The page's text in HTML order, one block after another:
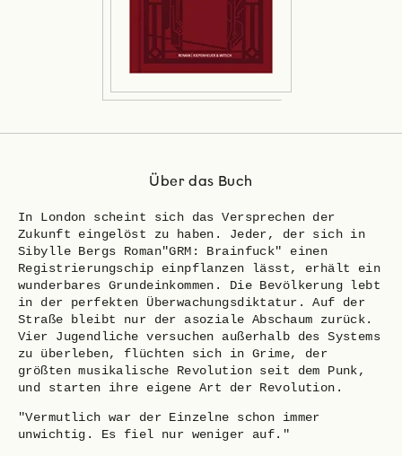
Über das Buch
In London scheint sich das Versprechen der
Zukunft eingelöst zu haben. Jeder, der sich in
Sibylle Bergs Roman"GRM: Brainfuck" einen
Registrierungschip einpflanzen lässt, erhält ein
wunderbares Grundeinkommen. Die Bevölkerung lebt
in der perfekten Überwachungsdiktatur. Auf der
Straße bleibt nur der asoziale Abschaum zurück.
Vier Jugendliche versuchen außerhalb des Systems
zu überleben, flüchten sich in Grime, der
größten musikalische Revolution seit dem Punk,
und starten ihre eigene Art der Revolution.
"Vermutlich war der Einzelne schon immer
unwichtig. Es fiel nur weniger auf."